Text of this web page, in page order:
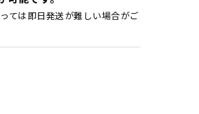
ては即日発送が難しい場合がご